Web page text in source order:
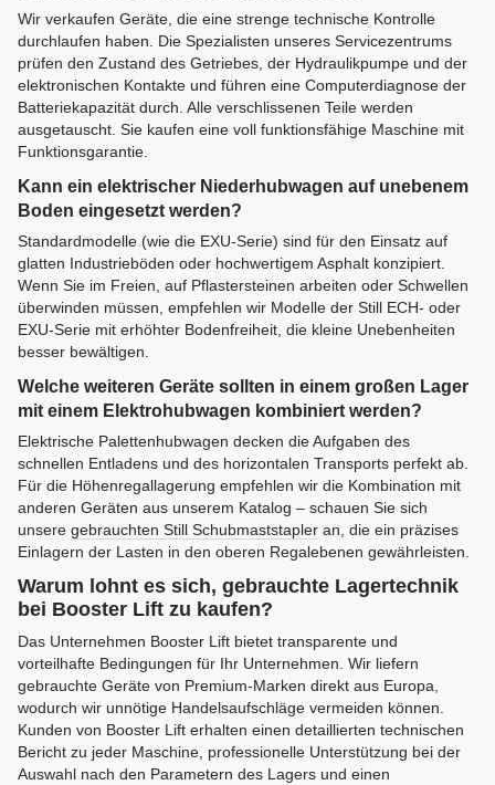
Wir verkaufen Geräte, die eine strenge technische Kontrolle
durchlaufen haben. Die Spezialisten unseres Servicezentrums
prüfen den Zustand des Getriebes, der Hydraulikpumpe und der
elektronischen Kontakte und führen eine Computerdiagnose der
Batteriekapazität durch. Alle verschlissenen Teile werden
ausgetauscht. Sie kaufen eine voll funktionsfähige Maschine mit
Funktionsgarantie.
Kann ein elektrischer Niederhubwagen auf unebenem
Boden eingesetzt werden?
Standardmodelle (wie die EXU-Serie) sind für den Einsatz auf
glatten Industrieböden oder hochwertigem Asphalt konzipiert.
Wenn Sie im Freien, auf Pflastersteinen arbeiten oder Schwellen
überwinden müssen, empfehlen wir Modelle der Still ECH- oder
EXU-Serie mit erhöhter Bodenfreiheit, die kleine Unebenheiten
besser bewältigen.
Welche weiteren Geräte sollten in einem großen Lager
mit einem Elektrohubwagen kombiniert werden?
Elektrische Palettenhubwagen decken die Aufgaben des
schnellen Entladens und des horizontalen Transports perfekt ab.
Für die Höhenregallagerung empfehlen wir die Kombination mit
anderen Geräten aus unserem Katalog – schauen Sie sich
unsere gebrauchten Still Schubmaststapler an, die ein präzises
Einlagern der Lasten in den oberen Regalebenen gewährleisten.
Warum lohnt es sich, gebrauchte Lagertechnik
bei Booster Lift zu kaufen?
Das Unternehmen Booster Lift bietet transparente und
vorteilhafte Bedingungen für Ihr Unternehmen. Wir liefern
gebrauchte Geräte von Premium-Marken direkt aus Europa,
wodurch wir unnötige Handelsaufschläge vermeiden können.
Kunden von Booster Lift erhalten einen detaillierten technischen
Bericht zu jeder Maschine, professionelle Unterstützung bei der
Auswahl nach den Parametern des Lagers und einen